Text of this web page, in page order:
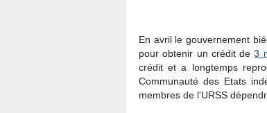
En avril le gouvernement
pour obtenir un crédit de3
crédit et a longtemps
Communauté des Etats
membres de l'URSS